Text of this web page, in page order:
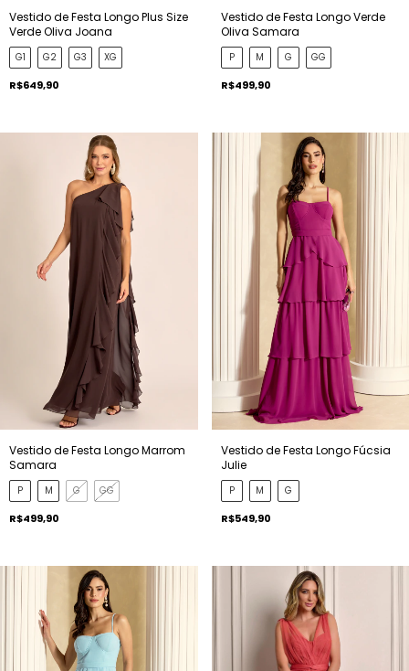
Vestido de Festa Longo Plus Size
Verde Oliva Joana
G1 G2 G3 XG
R$649,90
Vestido de Festa Longo Verde
Oliva Samara
P M G GG
R$499,90
Vestido de Festa Longo Marrom
Samara
P M G GG
R$499,90
Vestido de Festa Longo Fúcsia
Julie
P M G
R$549,90